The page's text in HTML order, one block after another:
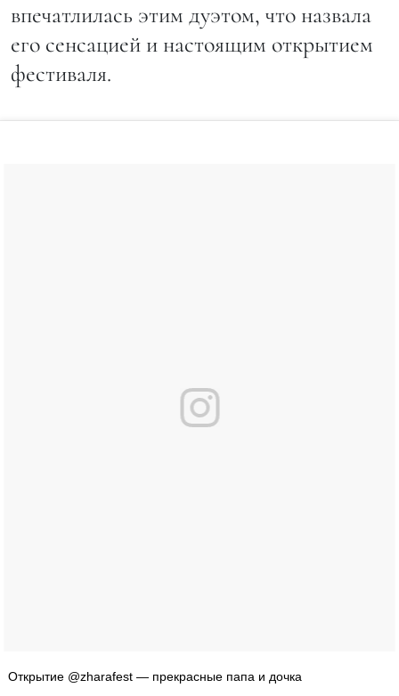
впечатлилась этим дуэтом, что назвала
его сенсацией и настоящим открытием
фестиваля.
Открытие @zharafest — прекрасные папа и дочка